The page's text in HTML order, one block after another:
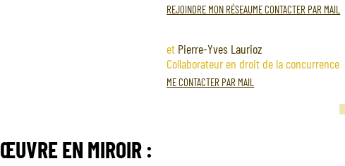
REJOINDRE MON RÉSEAUME CONTACTER PAR MAIL
et Pierre-Yves Laurioz
Collaborateur en droit de la concurrence
ME CONTACTER PAR MAIL
ŒUVRE EN MIROIR :